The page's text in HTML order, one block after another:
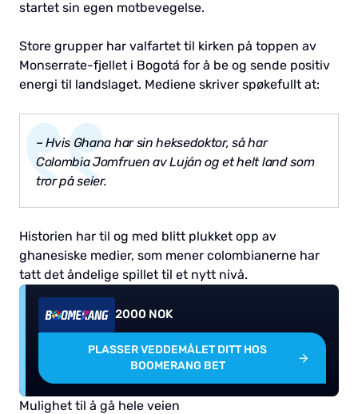
startet sin egen motbevegelse.
Store grupper har valfartet til kirken på toppen av
Monserrate-fjellet i Bogotá for å be og sende positiv
energi til landslaget. Mediene skriver spøkefullt at:
– Hvis Ghana har sin heksedoktor, så har
Colombia Jomfruen av Luján og et helt land som
tror på seier.
Historien har til og med blitt plukket opp av
ghanesiske medier, som mener colombianerne har
tatt det åndelige spillet til et nytt nivå.
2000 NOK
PLASSER VEDDEMÅLET DITT HOS
BOOMERANG BET
Mulighet til å gå hele veien